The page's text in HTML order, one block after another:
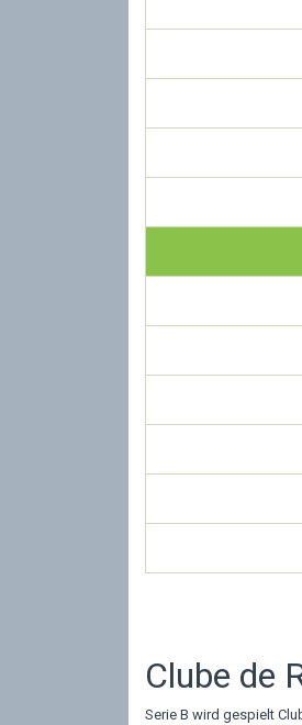
Clube de
Serie B wird gespielt